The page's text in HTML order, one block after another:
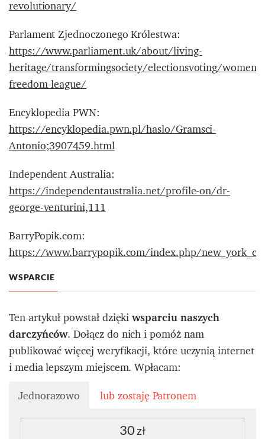
revolutionary/
Parlament Zjednoczonego Królestwa:
https://www.parliament.uk/about/living-
heritage/transformingsociety/electionsvoting/
freedom-league/
Encyklopedia PWN:
https://encyklopedia.pwn.pl/haslo/Gramsci-
Antonio;3907459.html
Independent Australia:
https://independentaustralia.net/profile-on/dr-
george-venturini,111
BarryPopik.com:
https://www.barrypopik.com/index.php/
WSPARCIE
Ten artykuł powstał dziękiwsparciu naszych
darczyńców. Dołącz do nich i pomóż nam
publikować więcej weryfikacji, które uczynią internet
i media lepszym miejscem. Wpłacam:
Jednorazowo
lub zostaję Patronem
30 zł